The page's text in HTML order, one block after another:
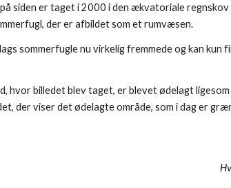
siden er taget i 2000 i den ækvatoriale
der er afbildet som et rumvæsen.
sommerfugle nu virkelig fremmede og kan
hvor billedet blev taget, er blevet ødelagt
der viser det ødelagte område, som i dag er